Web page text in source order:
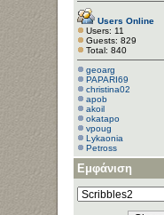
Users Online
Users: 11
Guests: 829
Total: 840
geoarg
PAPARI69
christina02
apob
akoil
okatapo
vpoug
Lykaonia
Petross
Εμφάνιση